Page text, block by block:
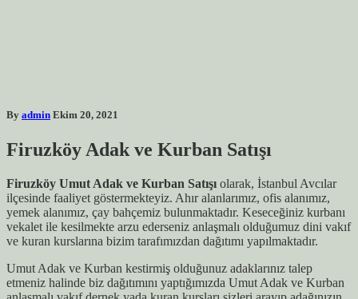
By admin Ekim 20, 2021
Firuzköy Adak ve Kurban Satışı
Firuzköy Umut Adak ve Kurban Satışı olarak, İstanbul Avcılar
ilçesinde faaliyet göstermekteyiz. Ahır alanlarımız, ofis alanımız,
yemek alanımız, çay bahçemiz bulunmaktadır. Keseceğiniz kurbanı
vekalet ile kesilmekte arzu ederseniz anlaşmalı olduğumuz dini vakıf
ve kuran kurslarına bizim tarafımızdan dağıtımı yapılmaktadır.
Umut Adak ve Kurban kestirmiş olduğunuz adaklarınız talep
etmeniz halinde biz dağıtımını yaptığımızda Umut Adak ve Kurban